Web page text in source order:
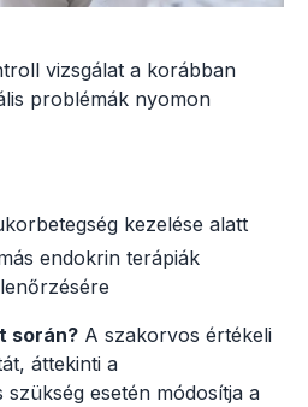
vizsgálat a korábban
problémák nyomon
kezelése alatt
endokrin terápiák
során? A szakorvos értékeli
áttekinti a
esetén módosítja a